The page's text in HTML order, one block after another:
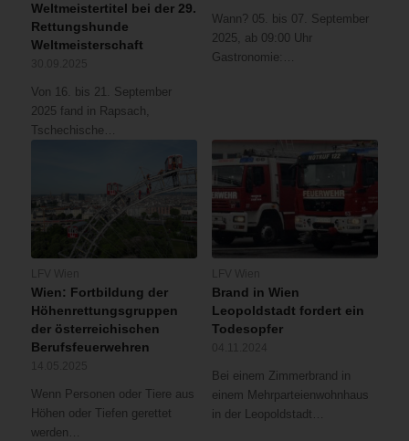
Weltmeistertitel bei der 29.
Rettungshunde
Weltmeisterschaft
Von 16. bis 21. September
2025 fand in Rapsach,
Tschechische…
Wann? 05. bis 07. September
2025, ab 09:00 Uhr
Gastronomie:…
Wien: Fortbildung der
Höhenrettungsgruppen
der österreichischen
Berufsfeuerwehren
Wenn Personen oder Tiere aus
Höhen oder Tiefen gerettet
werden…
Brand in Wien
Leopoldstadt fordert ein
Todesopfer
Bei einem Zimmerbrand in
einem Mehrparteienwohnhaus
in der Leopoldstadt…